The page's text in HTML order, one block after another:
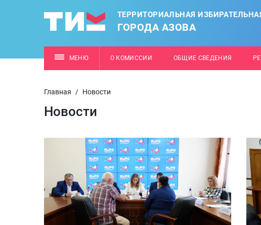
ТЕРРИТОРИАЛЬНАЯ
ГОРОДА АЗОВА
МЕНЮ О КОМИССИИ ОБЩИЕ СВЕДЕНИЯ
Главная / Новости
Новости